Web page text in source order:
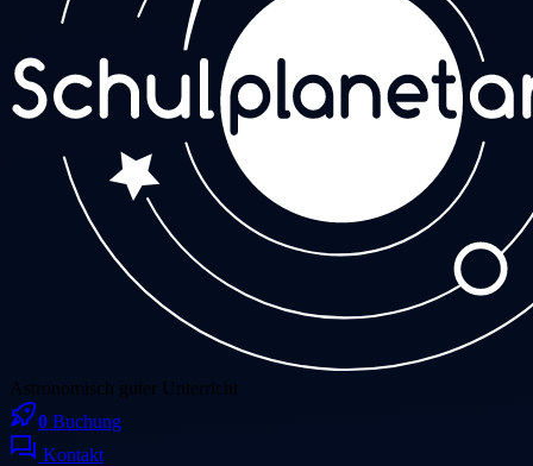
Astronomisch guter Unterricht
0 Buchung
Kontakt